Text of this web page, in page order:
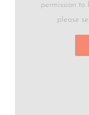
permission to
please